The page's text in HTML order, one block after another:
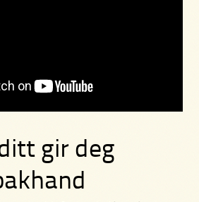
gir deg